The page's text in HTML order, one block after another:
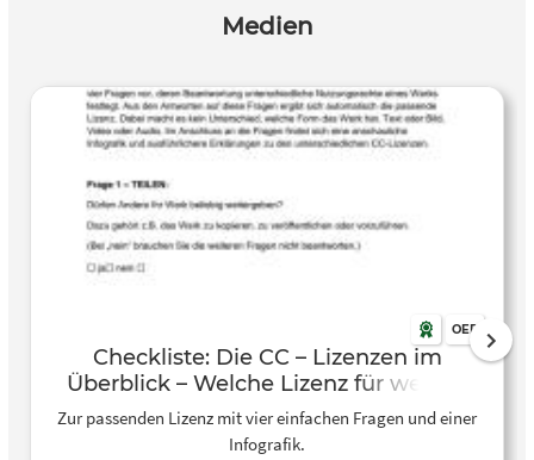
Medien
OER
Checkliste: Die CC – Lizenzen im
Überblick – Welche Lizenz für welche
Zwecke?
Zur passenden Lizenz mit vier einfachen Fragen und einer
Infografik.